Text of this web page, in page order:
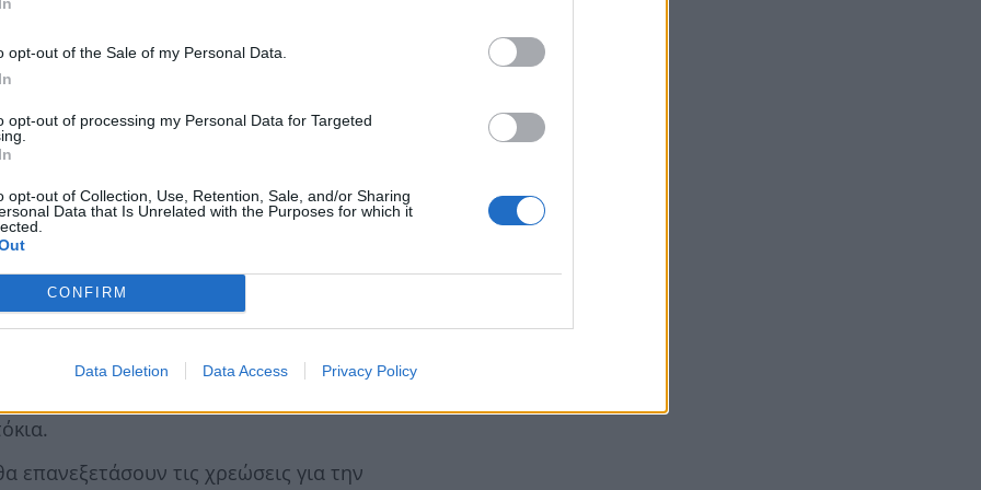
opt-out of the Sale of my Personal Data.
opt-out of processing my Personal Data for Targeted
opt-out of Collection, Use, Retention, Sale, and/or Sharing
Data that Is Unrelated with the Purposes for which it
CONFIRM
Data Deletion Data Access Privacy Policy
τις χρεώσεις τους, δίνοντας έμφαση σε
των πολιτών. Σύμφωνα με σημερινό
μειώσεις αναμένονται στις εξής
για μεταφορές κεφαλαίων μέσω SEPA,
βρίσκονται πρώτες στη λίστα των
υπηρεσιών (π.χ. ρεύμα, τηλέφωνο)
μειωθεί το κόστος που επιβαρύνει τους
επανεξετάσουν τις χρεώσεις για την